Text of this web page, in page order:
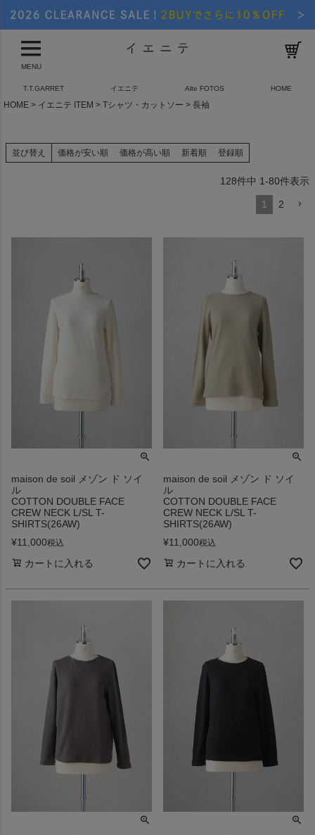
MENU
T.T.GARRET イエニテ Alte FOTOS HOME
HOME イエニテ ITEM Tシャツ・カットソー 長袖
並び替え 価格が安い順 価格が高い順 新着順 登録順
128件中 1-80件表示
1 2
maison de soil メゾン ド ソイ
ル
COTTON DOUBLE FACE
CREW NECK L/SL T-
SHIRTS(26AW)
¥11,000税込
カートに入れる
maison de soil メゾン ド ソイ
ル
COTTON DOUBLE FACE
CREW NECK L/SL T-
SHIRTS(26AW)
¥11,000税込
カートに入れる